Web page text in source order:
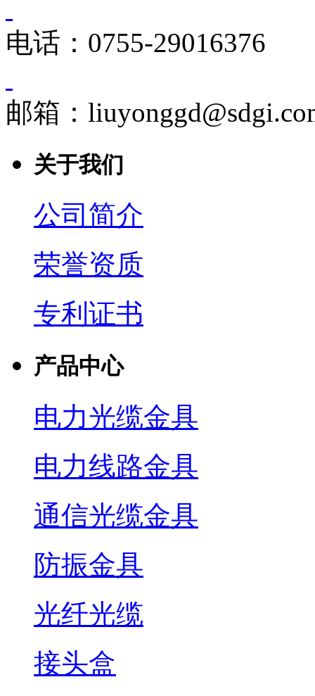
电话：0755-29016376
邮箱：
关于我们
公司简介
荣誉资质
专利证书
产品中心
电力光缆金具
电力线路金具
通信光缆金具
防振金具
光纤光缆
接头盒